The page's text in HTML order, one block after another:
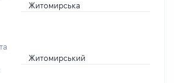
Житомирська
Житомирський